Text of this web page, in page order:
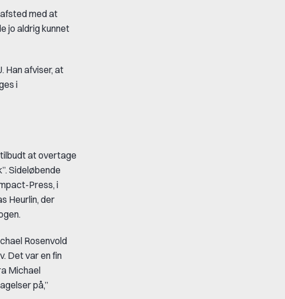
med at
jo aldrig kunnet
Han afviser, at
i
at overtage
Sideløbende
Press, i
Heurlin, der
Rosenvold
Det var en fin
Michael
på,”